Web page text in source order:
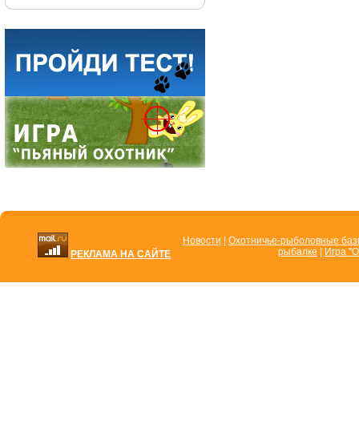
РЕКЛАМА НА САЙТЕ
Новости
Охотничье-рыболовные
рыбалке
Игра